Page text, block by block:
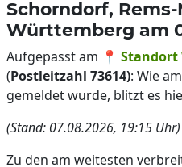
Schorndorf,
Württemberg am
Aufgepasst am 📍 Standort
(Postleitzahl 73614): Wie
gemeldet wurde, blitzt es
(Stand: 07.08.2026, 19:15 Uhr)
Zu den am weitesten